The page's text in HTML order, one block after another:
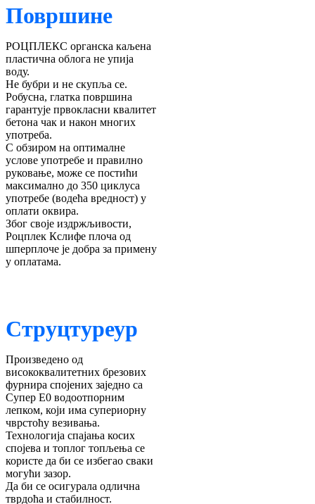
Површине
РОЦПЛЕКС органска каљена
пластична облога не упија
воду.
Не бубри и не скупља се.
Робусна, глатка површина
гарантује првокласни квалитет
бетона чак и након многих
употреба.
С обзиром на оптималне
услове употребе и правилно
руковање, може се постићи
максимално до 350 циклуса
употребе (водећа вредност) у
оплати оквира.
Због своје издржљивости,
Роцплек Кслифе плоча од
шперплоче је добра за примену
у оплатама.
Струцтуреур
Произведено од
висококвалитетних брезових
фурнира спојених заједно са
Супер Е0 водоотпорним
лепком, који има супериорну
чврстоћу везивања.
Технологија спајања косих
спојева и топлог топљења се
користе да би се избегао сваки
могући зазор.
Да би се осигурала одлична
тврдоћа и стабилност.